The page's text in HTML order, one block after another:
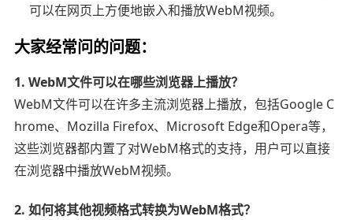
可以在网页上方便地嵌入和播放WebM视频。
大家经常问的问题：
1. WebM文件可以在哪些浏览器上播放？
WebM文件可以在许多主流浏览器上播放，包括Google C
hrome、Mozilla Firefox、Microsoft Edge和Opera等，
这些浏览器都内置了对WebM格式的支持，用户可以直接
在浏览器中播放WebM视频。
2. 如何将其他视频格式转换为WebM格式？